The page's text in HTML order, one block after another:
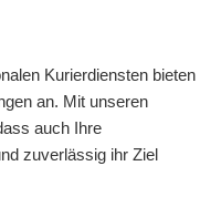
Kurierdiensten bieten
an. Mit unseren
auch Ihre
zuverlässig ihr Ziel